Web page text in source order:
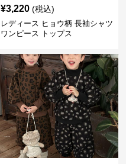
¥3,220 (税込)
レディース ヒョウ柄 長袖シャツ
ワンピース トップス